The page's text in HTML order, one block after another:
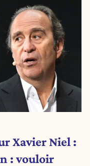
Xavier Niel :
: vouloir